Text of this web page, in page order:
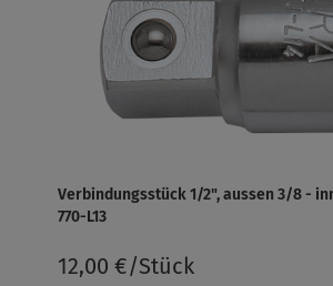
Verbindungsstück 1/2", aussen 3/8 -
770-L13
12,00 €/Stück